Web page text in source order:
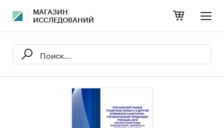
МАГАЗИН
ИССЛЕДОВАНИЙ